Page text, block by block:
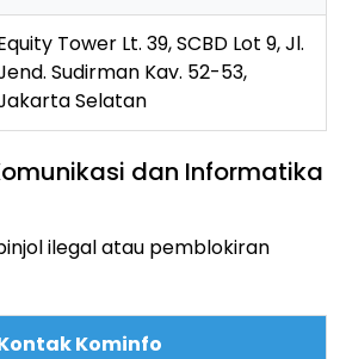
Tower Lt. 39, SCBD Lot 9, Jl.
Sudirman Kav. 52-53,
Selatan
dan Informatika
ilegal atau pemblokiran
Kominfo